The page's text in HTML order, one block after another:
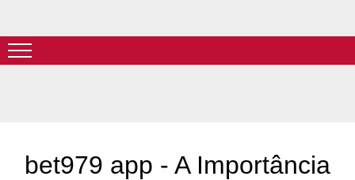
bet979 app - A Importância